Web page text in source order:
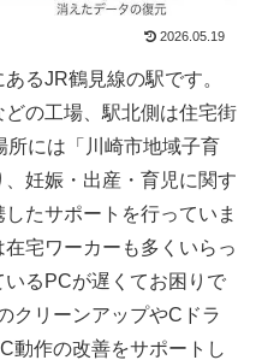
2026.05.19
るJR鶴見線の駅です。
の工場、駅北側は住宅街
所には「川崎市地域子育
妊娠・出産・育児に関す
たサポートを行っていま
宅ワーカーも多くいらっ
るPCが遅くてお困りで
クリーンアップやCドラ
動作の改善をサポートし